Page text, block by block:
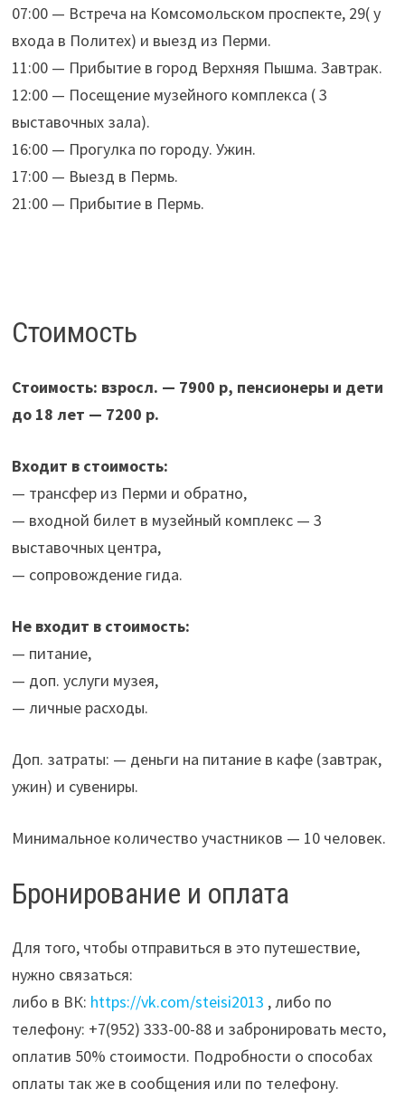
07:00 — Встреча на Комсомольском проспекте, 29( у
входа в Политех) и выезд из Перми.
11:00 — Прибытие в город Верхняя Пышма. Завтрак.
12:00 — Посещение музейного комплекса ( 3
выставочных зала).
16:00 — Прогулка по городу. Ужин.
17:00 — Выезд в Пермь.
21:00 — Прибытие в Пермь.
Стоимость
Стоимость: взросл. — 7900 р, пенсионеры и дети
до 18 лет — 7200 р.
Входит в стоимость:
— трансфер из Перми и обратно,
— входной билет в музейный комплекс — 3
выставочных центра,
— сопровождение гида.
Не входит в стоимость:
— питание,
— доп. услуги музея,
— личные расходы.
Доп. затраты: — деньги на питание в кафе (завтрак,
ужин) и сувениры.
Минимальное количество участников — 10 человек.
Бронирование и оплата
Для того, чтобы отправиться в это путешествие,
нужно связаться:
либо в ВК: https://vk.com/steisi2013 , либо по
телефону: +7(952) 333-00-88 и забронировать место,
оплатив 50% стоимости. Подробности о способах
оплаты так же в сообщения или по телефону.